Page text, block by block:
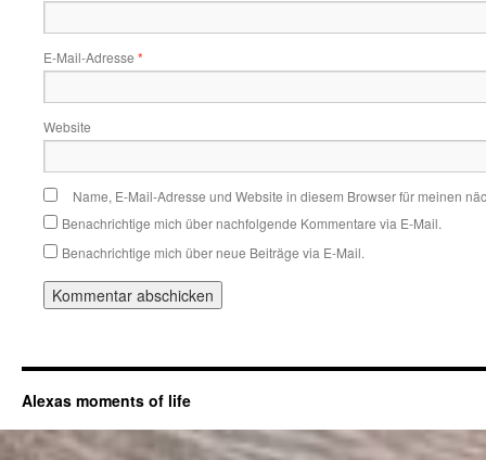
E-Mail-Adresse *
Website
Name, E-Mail-Adresse und Website in diesem Browser für meinen
Benachrichtige mich über nachfolgende Kommentare via E-Mail.
Benachrichtige mich über neue Beiträge via E-Mail.
Alexas moments of life